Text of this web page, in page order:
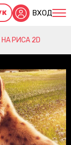
ВХОД
РИСА 2D